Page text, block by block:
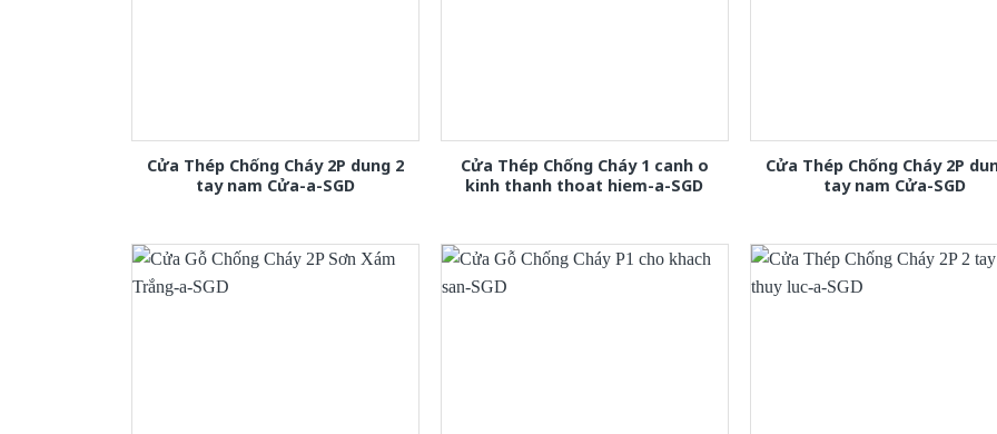
Cửa Thép Chống Cháy 2P dung 2
tay nam Cửa-a-SGD
Cửa Thép Chống Cháy 1 canh o
kinh thanh thoat hiem-a-SGD
Cửa Thép Chống Cháy 2P
tay nam Cửa-SGD